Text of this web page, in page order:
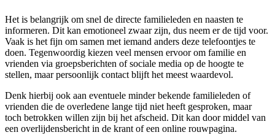
Het is belangrijk om snel de directe familieleden en naasten te
informeren. Dit kan emotioneel zwaar zijn, dus neem er de tijd voor.
Vaak is het fijn om samen met iemand anders deze telefoontjes te
doen. Tegenwoordig kiezen veel mensen ervoor om familie en
vrienden via groepsberichten of sociale media op de hoogte te
stellen, maar persoonlijk contact blijft het meest waardevol.
Denk hierbij ook aan eventuele minder bekende familieleden of
vrienden die de overledene lange tijd niet heeft gesproken, maar
toch betrokken willen zijn bij het afscheid. Dit kan door middel van
een overlijdensbericht in de krant of een online rouwpagina.